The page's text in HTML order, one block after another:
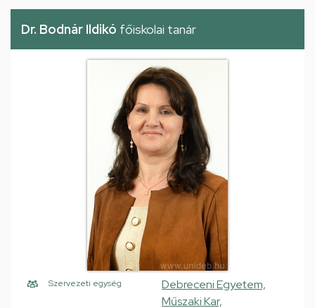
Dr. Bodnár Ildikó főiskolai tanár
Szervezeti egység
Debreceni Egyetem,
Műszaki Kar,